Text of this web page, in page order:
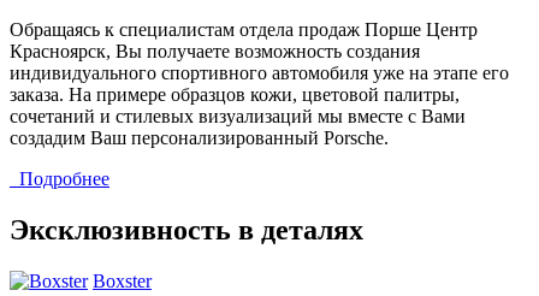
Обращаясь к специалистам отдела продаж Порше Центр
Красноярск, Вы получаете возможность создания
индивидуального спортивного автомобиля уже на этапе его
заказа. На примере образцов кожи, цветовой палитры,
сочетаний и стилевых визуализаций мы вместе с Вами
создадим Ваш персонализированный Porsche.
Подробнее
Эксклюзивность в деталях
Boxster